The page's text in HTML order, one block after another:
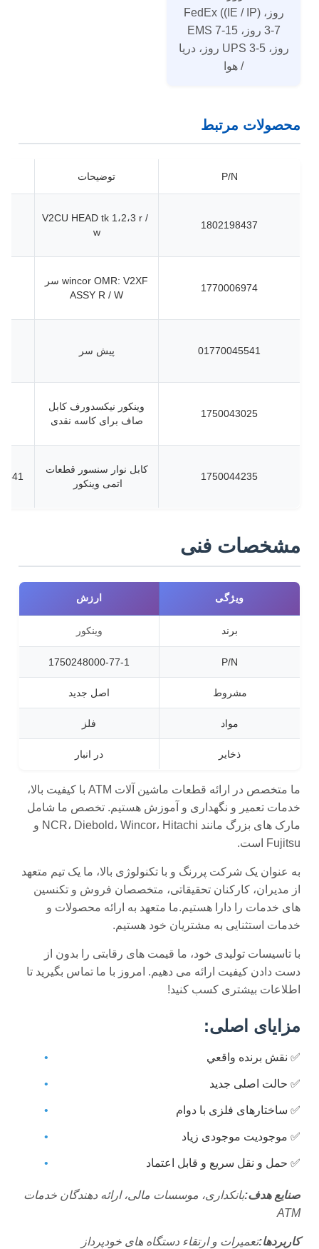
روز، FedEx ((IE / IP)
3-7 روز، EMS 7-15
روز، UPS 3-5 روز، دریا
/ هوا
محصولات مرتبط
P/N توضیحات
1802198437
V2CU HEAD tk 1،2،3 r /
w
1770006974
wincor OMR: V2XF سر
ASSY R / W
01770045541 پیش سر
1750043025
وینکور نیکسدورف کابل
صاف برای کاسه نقدی
1750044235
کابل نوار سنسور قطعات
اتمی وینکور
مشخصات فنی
ویژگی ارزش
برند وینکور
P/N
1750248000-77-1
مشروط اصل جدید
مواد فلز
ذخایر در انبار
ما متخصص در ارائه قطعات ماشین آلات ATM با کیفیت بالا،
خدمات تعمیر و نگهداری و آموزش هستیم. تخصص ما شامل
مارک های بزرگ مانند NCR، Diebold، Wincor، Hitachi و
Fujitsu است.
به عنوان یک شرکت پررنگ و با تکنولوژی بالا، ما یک تیم متعهد
از مدیران، کارکنان تحقیقاتی، متخصصان فروش و تکنسین
های خدمات را دارا هستیم.ما متعهد به ارائه محصولات و
خدمات استثنایی به مشتریان خود هستیم.
با تاسیسات تولیدی خود، ما قیمت های رقابتی را بدون از
دست دادن کیفیت ارائه می دهیم. امروز با ما تماس بگیرید تا
اطلاعات بیشتری کسب کنید!
مزایای اصلی:
✅ نقش برنده واقعي
✅ حالت اصلی جدید
✅ ساختارهای فلزی با دوام
✅ موجودیت موجودی زیاد
✅ حمل و نقل سریع و قابل اعتماد
صنایع هدف:بانکداری، موسسات مالی، ارائه دهندگان خدمات
ATM
کاربردها:تعمیرات و ارتقاء دستگاه های خودپرداز